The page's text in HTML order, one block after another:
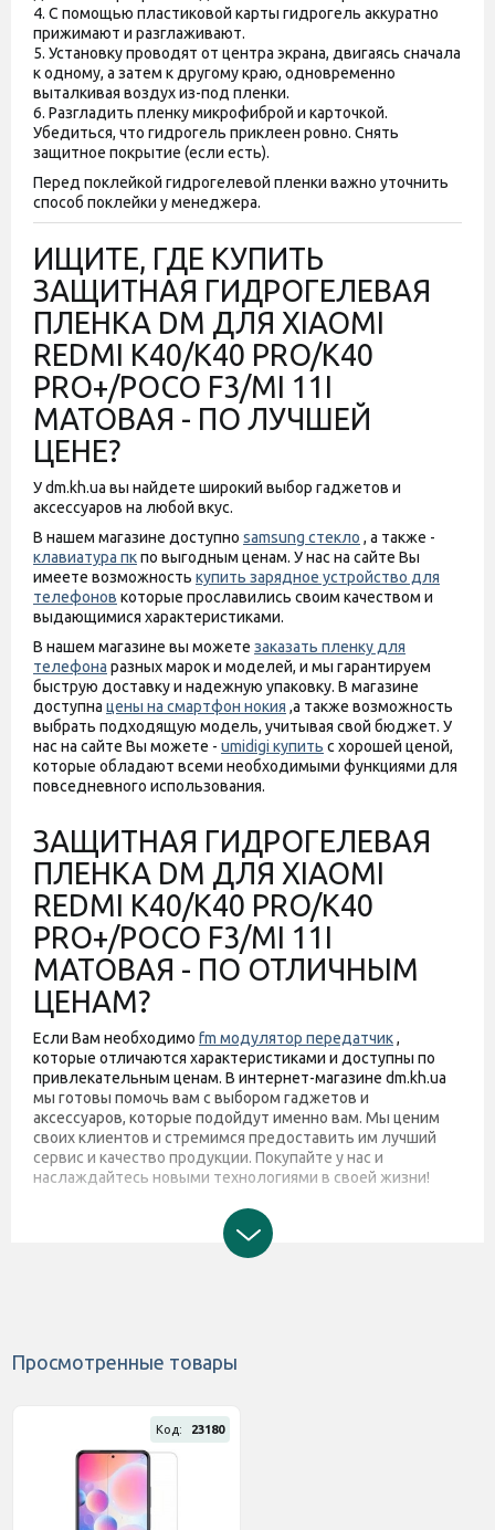
4. С помощью пластиковой карты гидрогель аккуратно
прижимают и разглаживают.
5. Установку проводят от центра экрана, двигаясь сначала
к одному, а затем к другому краю, одновременно
выталкивая воздух из-под пленки.
6. Разгладить пленку микрофиброй и карточкой.
Убедиться, что гидрогель приклеен ровно. Снять
защитное покрытие (если есть).
Перед поклейкой гидрогелевой пленки важно уточнить
способ поклейки у менеджера.
ИЩИТЕ, ГДЕ КУПИТЬ
ЗАЩИТНАЯ ГИДРОГЕЛЕВАЯ
ПЛЕНКА DM ДЛЯ XIAOMI
REDMI K40/K40 PRO/K40
PRO+/POCO F3/MI 11I
МАТОВАЯ - ПО ЛУЧШЕЙ
ЦЕНЕ?
У dm.kh.ua вы найдете широкий выбор гаджетов и
аксессуаров на любой вкус.
В нашем магазине доступно samsung стекло , а также -
клавиатура пкпо выгодным ценам. У нас на сайте Вы
имеете возможность купить зарядное устройство для
телефонов которые прославились своим качеством и
выдающимися характеристиками.
В нашем магазине вы можете заказать пленку для
телефона разных марок и моделей, и мы гарантируем
быструю доставку и надежную упаковку. В магазине
доступна цены на смартфон нокия ,а также возможность
выбрать подходящую модель, учитывая свой бюджет. У
нас на сайте Вы можете - umidigi купить с хорошей ценой,
которые обладают всеми необходимыми функциями для
повседневного использования.
ЗАЩИТНАЯ ГИДРОГЕЛЕВАЯ
ПЛЕНКА DM ДЛЯ XIAOMI
REDMI K40/K40 PRO/K40
PRO+/POCO F3/MI 11I
МАТОВАЯ - ПО ОТЛИЧНЫМ
ЦЕНАМ?
Если Вам необходимо fm модулятор передатчик,
которые отличаются характеристиками и доступны по
привлекательным ценам. В интернет-магазине dm.kh.ua
мы готовы помочь вам с выбором гаджетов и
аксессуаров, которые подойдут именно вам. Мы ценим
своих клиентов и стремимся предоставить им лучший
сервис и качество продукции. Покупайте у нас и
наслаждайтесь новыми технологиями в своей жизни!
Просмотренные товары
Код: 23180